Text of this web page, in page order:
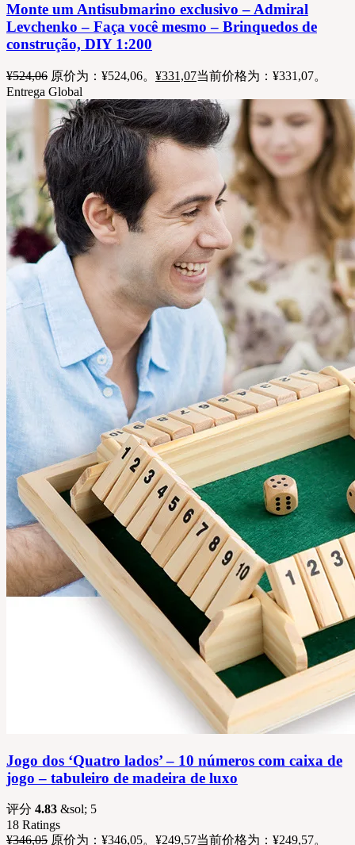
Monte um Antisubmarino exclusivo – Admiral
Levchenko – Faça você mesmo – Brinquedos de
construção, DIY 1:200
¥524,06 原价为：¥524,06。 ¥331,07当前价格为：¥331,07。
Entrega Global
Jogo dos ‘Quatro lados’ – 10 números com caixa de
jogo – tabuleiro de madeira de luxo
评分 4.83 &sol; 5
18 Ratings
¥346,05 原价为：¥346,05。 ¥249,57当前价格为：¥249,57。